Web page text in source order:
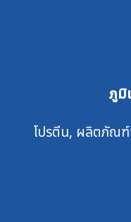
ภูมิ
โปรตีน, ผลิตภัณ